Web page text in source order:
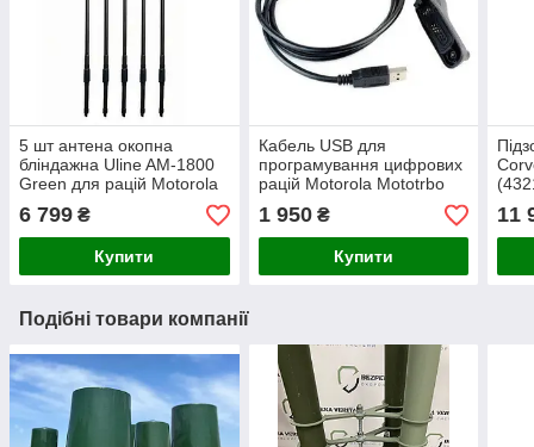
5 шт антена окопна
бліндажна Uline AM-1800
Green для рацій Motorola
(5 метрів)
6 799 ₴
Купити
Кабель USB для
програмування цифрових
рацій Motorola Mototrbo
DP4400e / DP4600e /
DP4800e
1 950₴
Купити
11
Подібні товари компанії